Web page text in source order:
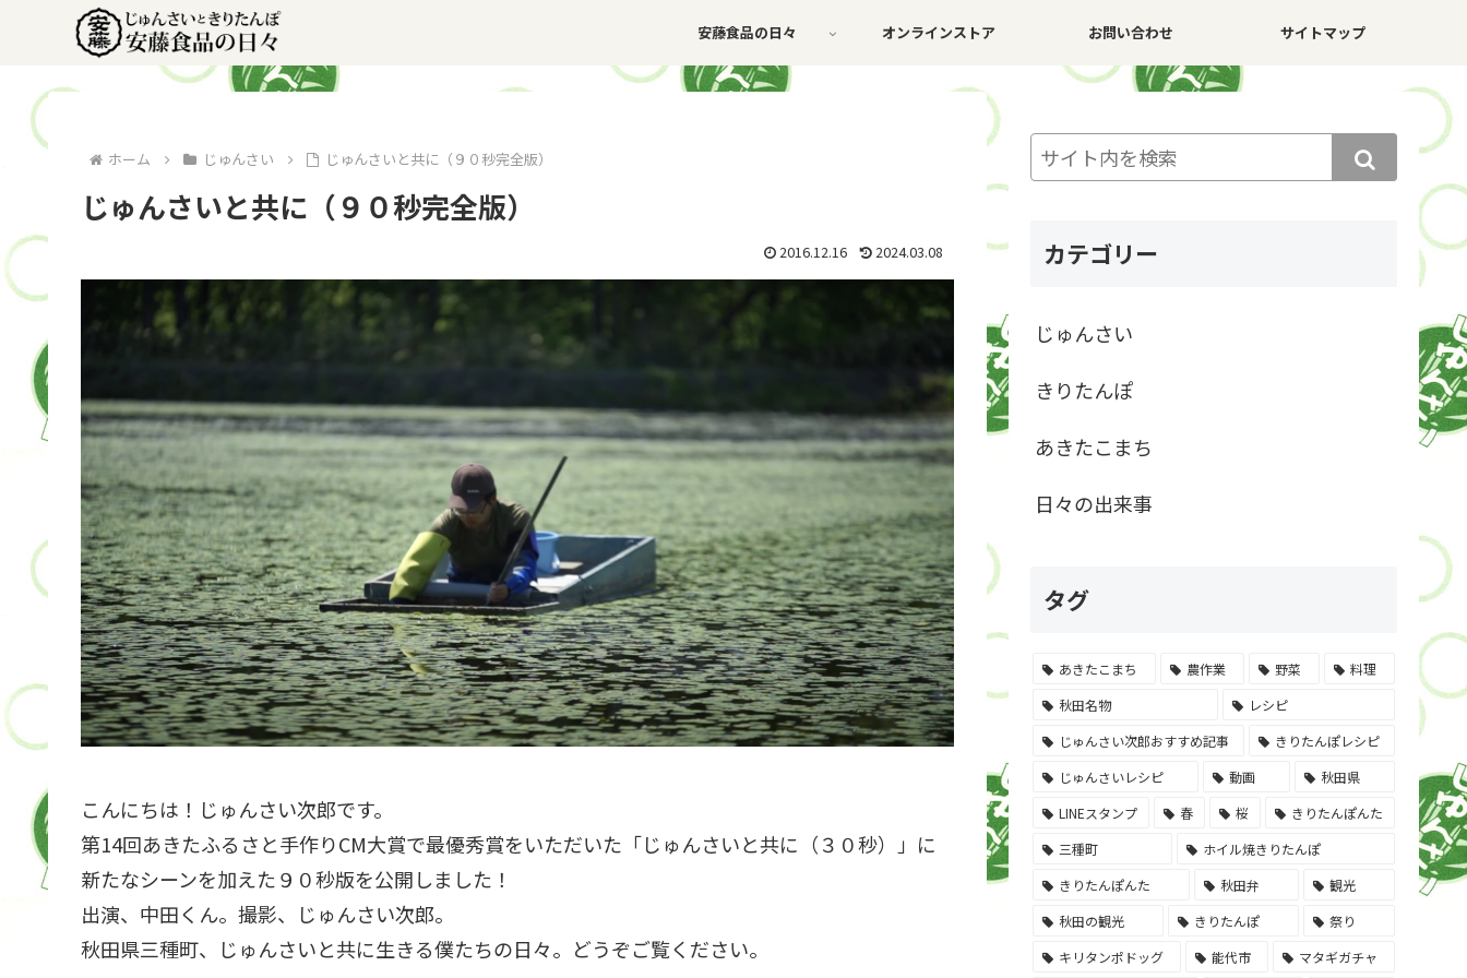
安藤食品の日々 オンラインストア お問い合わせ サイトマップ
ホーム じゅんさい じゅんさいと共に（９０秒完全版）
じゅんさいと共に（９０秒完全版）
2016.12.16 2024.03.08
こんにちは！じゅんさい次郎です。
第14回あきたふるさと手作りCM大賞で最優秀賞をいただいた「じゅんさいと共に（３０秒）」に
新たなシーンを加えた９０秒版を公開しました！
出演、中田くん。撮影、じゅんさい次郎。
秋田県三種町、じゅんさいと共に生きる僕たちの日々。どうぞご覧ください。
カテゴリー
じゅんさい
きりたんぽ
あきたこまち
日々の出来事
タグ
あきたこまち 農作業 野菜
料理
秋田名物
レシピ
じゅんさい次郎おすすめ記事
きりたんぽレシピ
じゅんさいレシピ
動画
秋田県
LINEスタンプ
春 桜
きりたんぽんた
三種町
ホイル焼きりたんぽ
きりたんぽんた
秋田弁
観光
秋田の観光
きりたんぽ
祭り
キリタンポドッグ
能代市
マタギガチャ